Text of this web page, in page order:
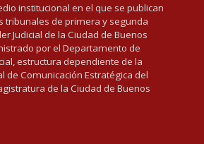
institucional en el que se publican
tribunales de primera y segunda
Judicial de la Ciudad de Buenos
por el Departamento de
estructura dependiente de la
de Comunicación Estratégica del
de la Ciudad de Buenos